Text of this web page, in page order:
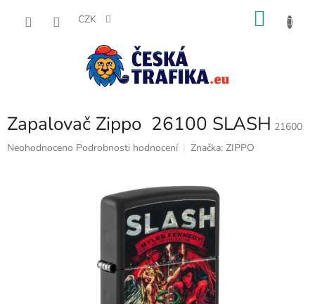
CZK
Zapalovač Zippo 26100 SLASH 21600
Průměrné
Neohodnoceno Podrobnosti hodnocení Značka: ZIPPO